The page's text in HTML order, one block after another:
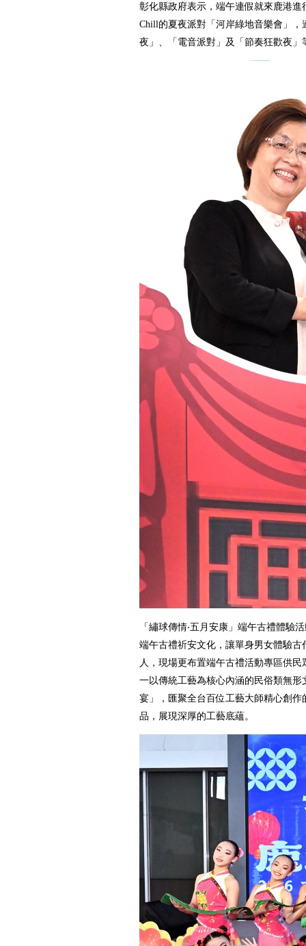
彰化縣政府表示，端午連假就來鹿港
Chill的夏夜派對「河岸綠地音樂會」
夜」、「電音派對」及「節奏狂歡夜」
「繡球傳情‧五月安康」端午古禮體驗
端午古禮祈安文化，讓單身男女體驗
人，現場更布置端午古禮活動專區供
一以傳統工藝為核心內涵的民俗類無形
宴」，匯聚全台百位工藝大師精心創作
品，展現深厚的工藝底蘊。